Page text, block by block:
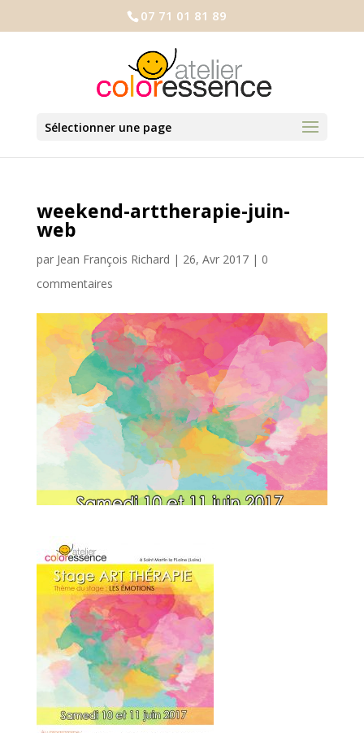
07 71 01 81 89
Sélectionner une page
weekend-arttherapie-juin-
web
par Jean François Richard | 26, Avr 2017| 0
commentaires